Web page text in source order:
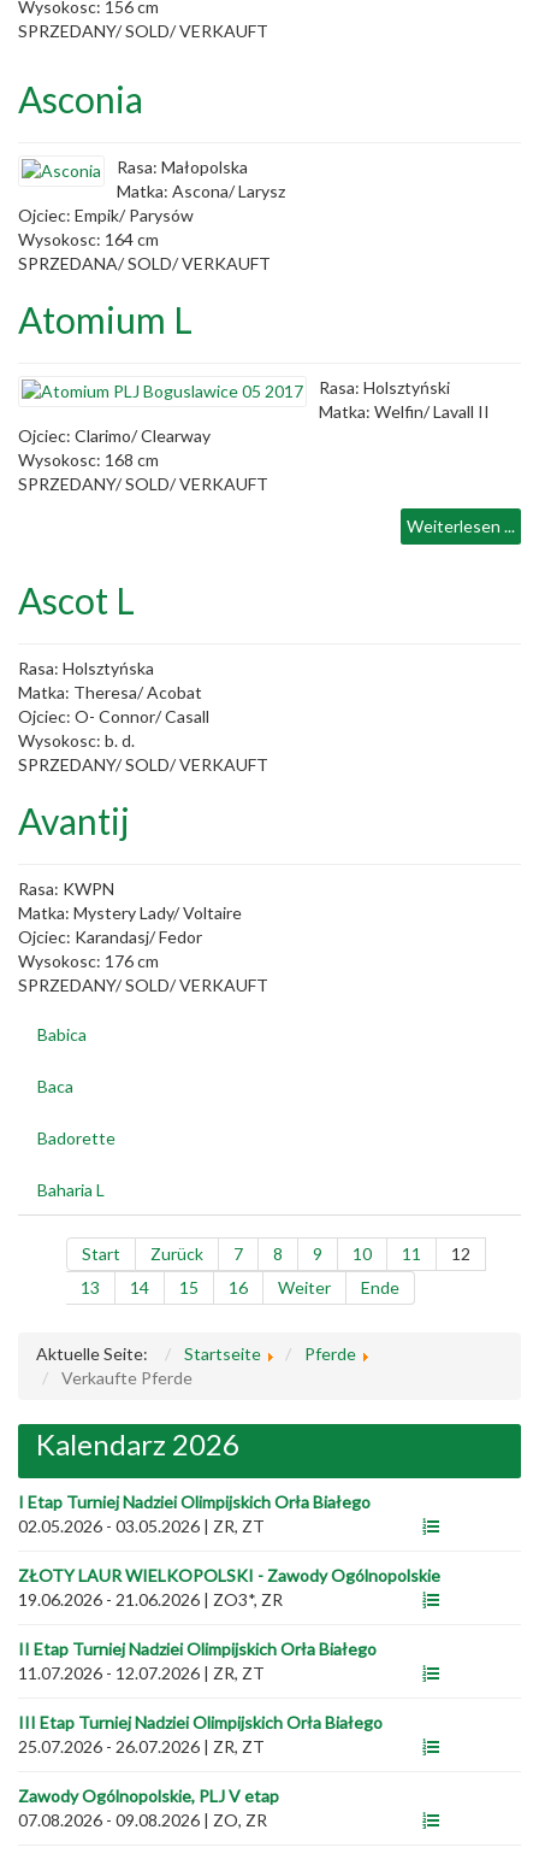
Wysokosc: 156 cm
SPRZEDANY/ SOLD/ VERKAUFT
Asconia
Rasa: Małopolska
Matka: Ascona/ Larysz
Ojciec: Empik/ Parysów
Wysokosc: 164 cm
SPRZEDANA/ SOLD/ VERKAUFT
Atomium L
Rasa: Holsztyński
Matka: Welfin/ Lavall II
Ojciec: Clarimo/ Clearway
Wysokosc: 168 cm
SPRZEDANY/ SOLD/ VERKAUFT
Weiterlesen ...
Ascot L
Rasa: Holsztyńska
Matka: Theresa/ Acobat
Ojciec: O- Connor/ Casall
Wysokosc: b. d.
SPRZEDANY/ SOLD/ VERKAUFT
Avantij
Rasa: KWPN
Matka: Mystery Lady/ Voltaire
Ojciec: Karandasj/ Fedor
Wysokosc: 176 cm
SPRZEDANY/ SOLD/ VERKAUFT
Babica
Baca
Badorette
Baharia L
Start Zurück 7 8 9 10 11
12
13
14 15 16 Weiter Ende
Aktuelle Seite: Startseite
Pferde
Verkaufte Pferde
Kalendarz 2026
I Etap Turniej Nadziei Olimpijskich Orła Białego
02.05.2026 - 03.05.2026 | ZR, ZT
ZŁOTY LAUR WIELKOPOLSKI - Zawody Ogólnopolskie
19.06.2026 - 21.06.2026 | ZO3*, ZR
II Etap Turniej Nadziei Olimpijskich Orła Białego
11.07.2026 - 12.07.2026 | ZR, ZT
III Etap Turniej Nadziei Olimpijskich Orła Białego
25.07.2026 - 26.07.2026 | ZR, ZT
Zawody Ogólnopolskie, PLJ V etap
07.08.2026 - 09.08.2026 | ZO, ZR